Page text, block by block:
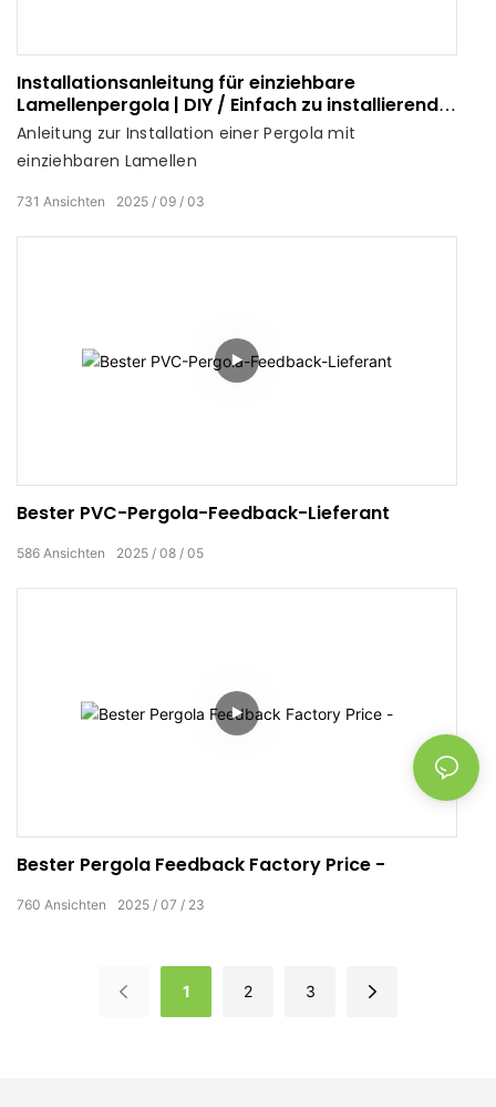
Installationsanleitung für einziehbare
Lamellenpergola | DIY / Einfach zu installierende
Außenstruktur
Anleitung zur Installation einer Pergola mit
einziehbaren Lamellen
2025 09 03
731 Ansichten
Bester PVC-Pergola-Feedback-Lieferant
2025 08 05
586 Ansichten
Bester Pergola Feedback Factory Price -
2025 07 23
760 Ansichten
1 2 3